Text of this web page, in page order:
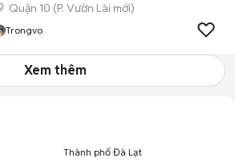
Quận 10 (P. Vườn Lài mới)
Trongvo
Xem thêm
Thành phố Đà Lạt